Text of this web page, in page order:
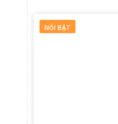
NỔI BẬT